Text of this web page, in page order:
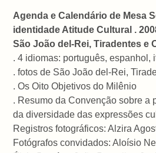
Agenda e Calendário de Mesa
identidade Atitude Cultural .
São João del-Rei, Tiradentes e
. 4 idiomas: português, espanhol,
. fotos de São João del-Rei,
. Os Oito Objetivos do Milênio
. Resumo da Convenção sobre a
da diversidade das expressões
Registros fotográficos: Alzira
Fotógrafos convidados: Aloísio